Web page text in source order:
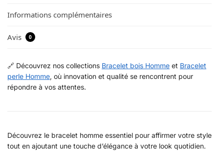
Informations complémentaires
Avis 0
🔗 Découvrez nos collections Bracelet bois Homme et Bracelet
perle Homme, où innovation et qualité se rencontrent pour
répondre à vos attentes.
Découvrez le bracelet homme essentiel pour affirmer votre style
tout en ajoutant une touche d’élégance à votre look quotidien.